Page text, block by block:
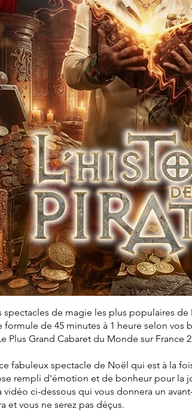
spectacles de magie les plus populaires
de 45 minutes à 1 heure selon vos
Plus Grand Cabaret du Monde sur France
fabuleux spectacle de Noël qui est à la
rempli d'émotion et de bonheur pour la
vidéo ci-dessous qui vous donnera un
et vous ne serez pas déçus.